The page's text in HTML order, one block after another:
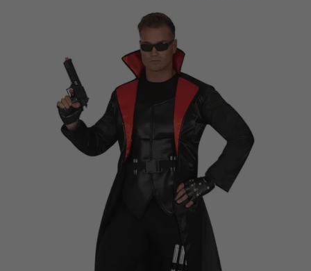
disfracestuyyo.pt
compras rapidamente em nossa loja virtual, verificar o status de seus
pedidos e consultar suas operações anteriores.
Vá em frente! Estávamos esperando por você.
CRIAR CONTA